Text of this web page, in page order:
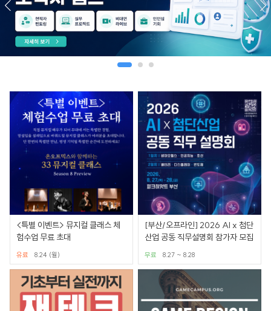
<특별 이벤트> 뮤지컬 클래스 체
험수업 무료 초대
유료 8.24 (월)
[부산/오프라인] 2026 AI x 첨단
산업 공동 직무설명회 참가자 모집
무료 8.27 ~ 8.28